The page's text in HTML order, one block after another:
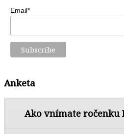
Email*
Anketa
Ako vnímate ročenku